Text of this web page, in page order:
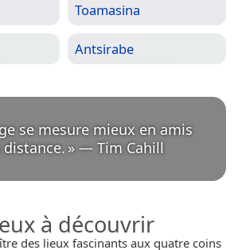
Toamasina
Antsirabe
se mesure mieux en amis
distance. » — Tim Cahill
à découvrir
des lieux fascinants aux quatre coins